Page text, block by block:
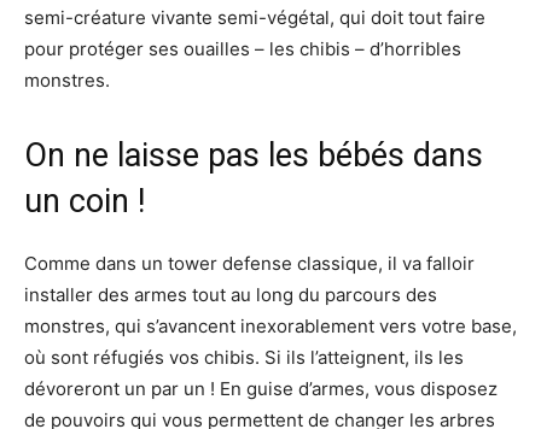
semi-créature vivante semi-végétal, qui doit tout faire
pour protéger ses ouailles – les chibis – d’horribles
monstres.
On ne laisse pas les bébés dans
un coin !
Comme dans un tower defense classique, il va falloir
installer des armes tout au long du parcours des
monstres, qui s’avancent inexorablement vers votre base,
où sont réfugiés vos chibis. Si ils l’atteignent, ils les
dévoreront un par un ! En guise d’armes, vous disposez
de pouvoirs qui vous permettent de changer les arbres